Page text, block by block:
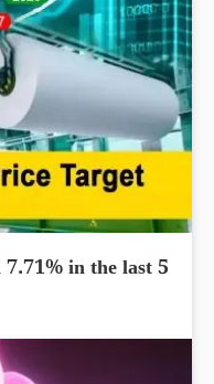
in the last 5